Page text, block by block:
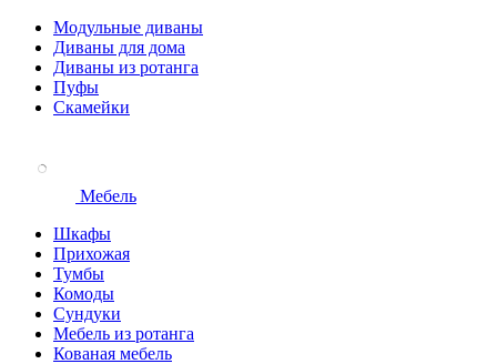
Модульные диваны
Диваны для дома
Диваны из ротанга
Пуфы
Скамейки
Мебель
Шкафы
Прихожая
Тумбы
Комоды
Сундуки
Мебель из ротанга
Кованая мебель